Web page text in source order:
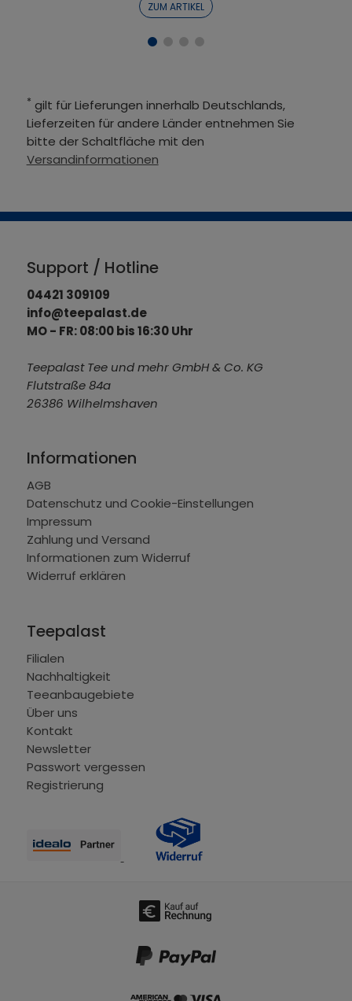
ZUM ARTIKEL
* gilt für Lieferungen innerhalb Deutschlands,
Lieferzeiten für andere Länder entnehmen Sie
bitte der Schaltfläche mit den
Versandinformationen
Support / Hotline
04421 309109
info@teepalast.de
MO - FR: 08:00 bis 16:30 Uhr
Teepalast Tee und mehr GmbH & Co. KG
Flutstraße 84a
26386 Wilhelmshaven
Informationen
AGB
Datenschutz und Cookie-Einstellungen
Impressum
Zahlung und Versand
Informationen zum Widerruf
Widerruf erklären
Teepalast
Filialen
Nachhaltigkeit
Teeanbaugebiete
Über uns
Kontakt
Newsletter
Passwort vergessen
Registrierung